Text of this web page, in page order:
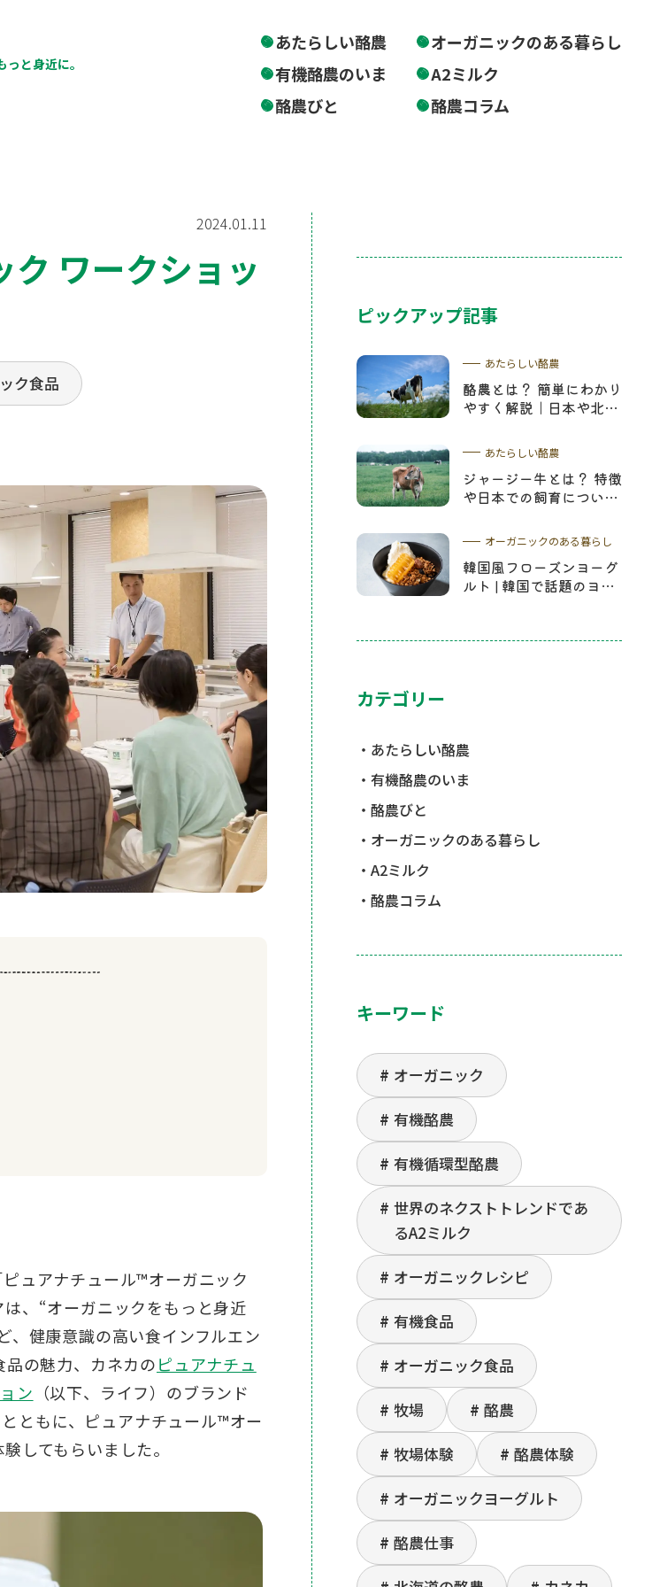
と身近に。
あたらしい酪農
有機酪農のいま
酪農びと
オーガニックのある暮らし
A2ミルク
酪農コラム
2024.01.11
ワークショッ
ク食品
ュアナチュール™オーガニック
、“オーガニックをもっと身近
、健康意識の高い食インフルエン
の魅力、カネカのピュアナチュ
ン （以下、ライフ）のブランド
ともに、ピュアナチュール™オー
してもらいました。
ピックアップ記事
あたらしい酪農
酪農とは？ 簡単にわかり
やすく解説｜日本や北海
あたらしい酪農
ジャージー牛とは？ 特徴
や日本での飼育について
オーガニックのある暮らし
韓国風フローズンヨーグ
ルト | 韓国で話題のヨー
カテゴリー
あたらしい酪農
有機酪農のいま
酪農びと
オーガニックのある暮らし
A2ミルク
酪農コラム
キーワード
オーガニック
有機酪農
有機循環型酪農
世界のネクストトレンドであ
るA2ミルク
オーガニックレシピ
有機食品
オーガニック食品
牧場
酪農
牧場体験
酪農体験
オーガニックヨーグルト
酪農仕事